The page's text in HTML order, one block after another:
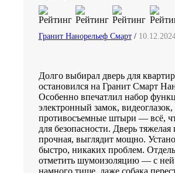
Гранит Нанорельеф Смарт/
Долго выбирал дверь для
остановился на Гранит Смарт
Особенно впечатлил набор
электронный замок, видеоглазок,
противосъемные штыри — всё,
для безопасности. Дверь тяжелая
прочная, выглядит мощно.
быстро, никаких проблем.
отметить шумоизоляцию — с ней
намного тише, даже собака